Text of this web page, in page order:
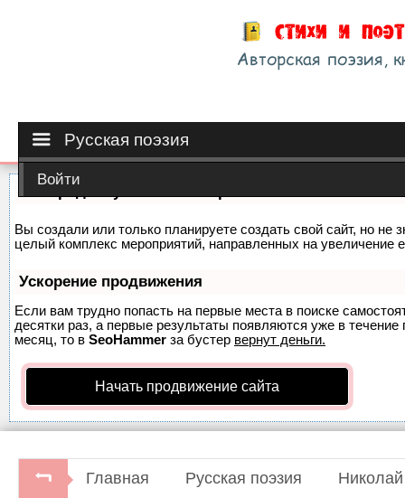
Русская поэзия
Войти
Вы создали или только планируете создать свой сайт, но не
целый комплекс мероприятий, направленных на увеличение
Ускорение продвижения
Если вам трудно попасть на первые места в поиске
десятки раз, а первые результаты появляются уже в
месяц, то в SeoHammer за бустер вернут деньги.
Начать продвижение сайта
Главная Русская поэзия